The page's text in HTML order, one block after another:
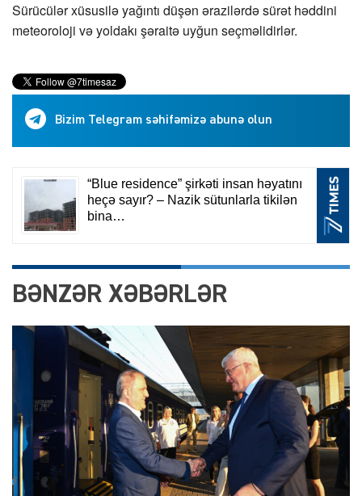
Sürücülər xüsusilə yağıntı düşən ərazilərdə sürət həddini
meteoroloji və yoldakı şəraitə uyğun seçməlidirlər.
Bizim Telegram səhifəmizə abunə olun
BƏNZƏR XƏBƏRLƏR